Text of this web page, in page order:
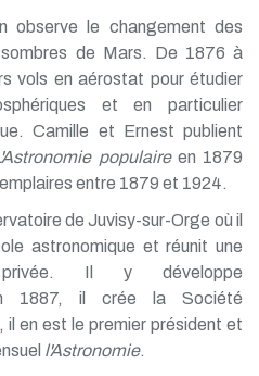
observe le changement des
de Mars. De 1876 à
vols en aérostat pour étudier
et en particulier
Camille et Ernest publient
populaireen 1879
entre 1879 et 1924.
de Juvisy-sur-Orge où il
astronomique et réunit une
privée. Il y développe
1887, il crée la Société
il en est le premier président et
l'Astronomie.